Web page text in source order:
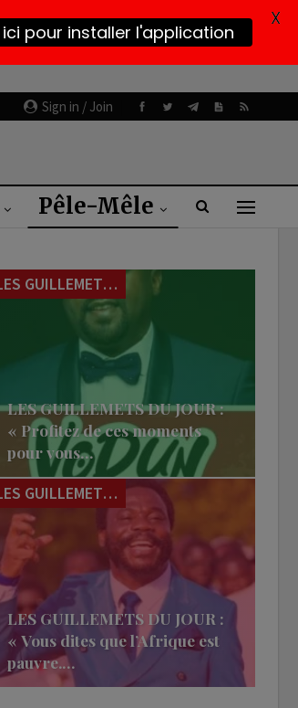
Sign in / Join
Pêle-Mêle
LES GUILLEMETS DU JOUR
LES GUILLEMETS DU JOUR :
« Profitez de ces moments
pour vous…
LES GUILLEMETS DU JOUR
LES GUILLEMETS DU JOUR :
« Vous dites que l’Afrique est
pauvre.…
pour installer l'application X